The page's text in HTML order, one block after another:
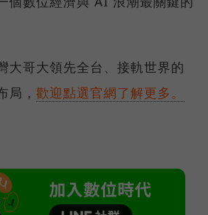
大哥大領先全台、接軌世界的
局， 歡迎點選官網了解更多。